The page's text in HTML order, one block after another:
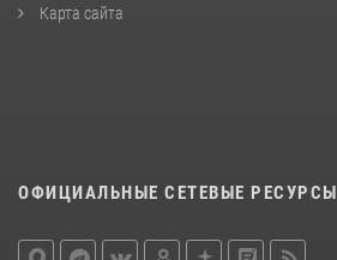
Карта сайта
ОФИЦИАЛЬНЫЕ СЕТЕВЫЕ РЕСУРСЫ